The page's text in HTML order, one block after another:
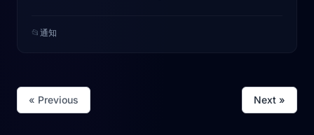
📂 通知
« Previous Next »